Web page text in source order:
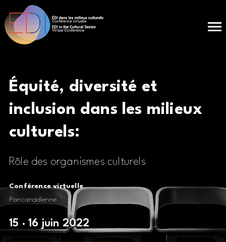
Équité, diversité et
inclusion dans les milieux
culturels:
Rôle des organismes culturels
Conférencevirtuelle
Pancanadienne
15 · 16 juin 2022